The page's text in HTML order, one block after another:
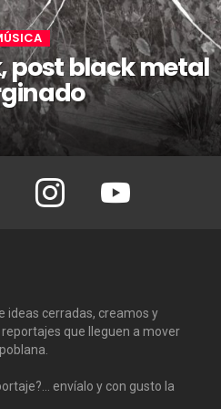
post black metal
Instagram Youtube
ideas cerradas, creamos y
que lleguen a mover
envíalo y con gusto la